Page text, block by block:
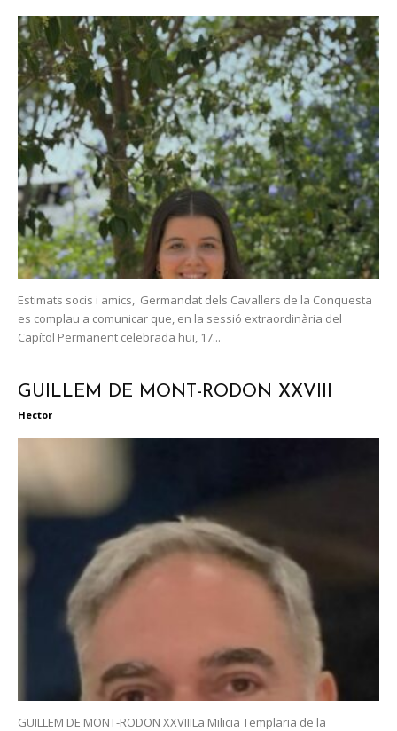
Estimats socis i amics, Germandat dels Cavallers de la Conquesta
es complau a comunicar que, en la sessió extraordinària del
Capítol Permanent celebrada hui, 17...
GUILLEM DE MONT-RODON XXVIII
Hector
GUILLEM DE MONT-RODON XXVIIILa Milicia Templaria de la